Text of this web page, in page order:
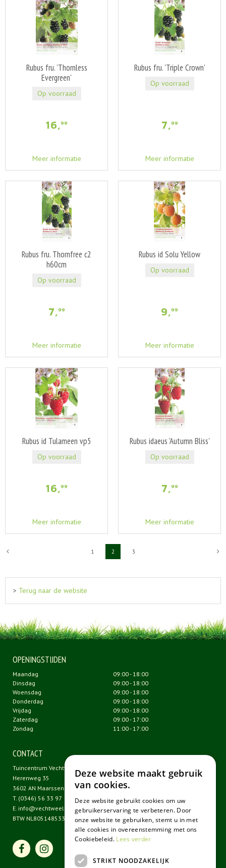
Rubus fru. 'Thornless
Evergreen'
16,99
Meer informatie
Op voorraad
Rubus fru. 'Triple Crown'
7,99
Meer informatie
Op voorraad
Rubus fru. Thornfree c2
h60cm
7,99
Meer informatie
Op voorraad
Rubus id Solu Yellow
9,99
Meer informatie
Op voorraad
Rubus id Tulameen vp5
16,99
Meer informatie
Op voorraad
Rubus idaeus 'Autumn Bliss'
7,99
Meer informatie
Op voorraad
1 2 3
> Terug naar de website
OPENINGSTIJDEN
Maandag
09:00 - 18:00
Dinsdag
09:00 - 18:00
Woensdag
09:00 - 18:00
Donderdag
09:00 - 18:00
Vrijdag
09:00 - 18:00
Zaterdag
09:00 - 17:00
Zondag
11:00 - 17:00
CONTACT
Tuincentrum Vechtweelde
Herenweg 35
3602 AN Maarssen
T. (0346) 56 33 97
E. info@vechtweelde.nl
BTW NL805148533B01
Deze website maakt gebruik
van cookies.
Deze website gebruikt cookies om uw
gebruikerservaring te verbeteren. Door
onze website te gebruiken, stemt u in met
alle cookies in overeenstemming met ons
Cookiebeleid. Lees verder
STRIKT NOODZAKELIJK